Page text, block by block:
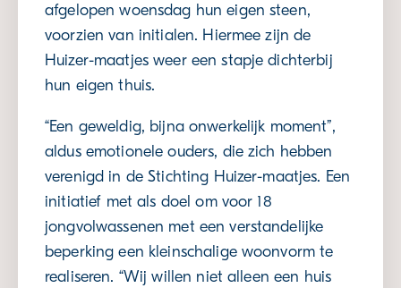
afgelopen woensdag hun eigen steen,
voorzien van initialen. Hiermee zijn de
Huizer-maatjes weer een stapje dichterbij
hun eigen thuis.
“Een geweldig, bijna onwerkelijk moment”,
aldus emotionele ouders, die zich hebben
verenigd in de Stichting Huizer-maatjes. Een
initiatief met als doel om voor 18
jongvolwassenen met een verstandelijke
beperking een kleinschalige woonvorm te
realiseren. “Wij willen niet alleen een huis